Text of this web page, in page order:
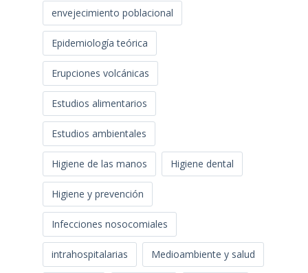
envejecimiento poblacional
Epidemiología teórica
Erupciones volcánicas
Estudios alimentarios
Estudios ambientales
Higiene de las manos Higiene dental
Higiene y prevención
Infecciones nosocomiales
intrahospitalarias Medioambiente y salud